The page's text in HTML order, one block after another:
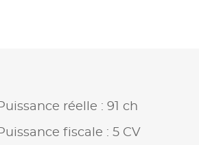
réelle : 91 ch
fiscale : 5 CV